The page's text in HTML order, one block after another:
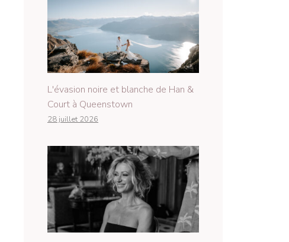
L'évasion noire et blanche de Han &
Court à Queenstown
28 juillet 2026